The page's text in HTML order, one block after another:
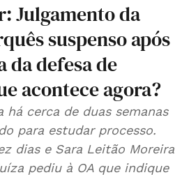
Julgamento da
suspenso após
da defesa de
acontece agora?
há cerca de duas semanas
para estudar processo.
dias e Sara Leitão Moreira
pediu à OA que indique